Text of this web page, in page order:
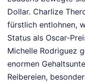
Dollar. Charlize
fürstlich entlohnen,
Status als Oscar-
Michelle Rodriguez
enormen
Reibereien,